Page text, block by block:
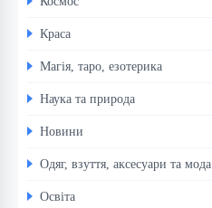
Краса
Магія, таро, езотерика
Наука та природа
Новини
Одяг, взуття, аксесуари та мода
Освіта